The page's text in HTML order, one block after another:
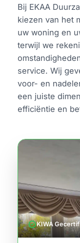
Bij EKAA
kiezen van het
uw woning en
terwijl we
service. Wij
voor- en
een juiste
efficiëntie en
verifiedKIWA